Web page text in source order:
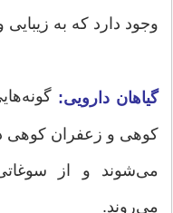
وجود دارد که به
گیاهان دارویی:
کوهی و زعفران کوهی
می‌شوند و از
می‌روند.